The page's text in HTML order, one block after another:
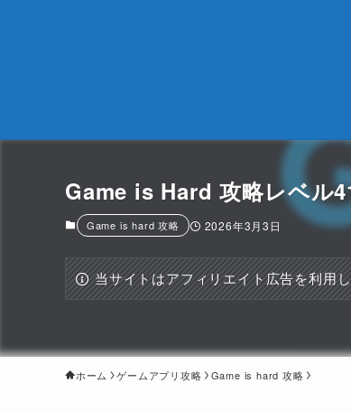
Game is Hard 攻略レベル
Game is hard 攻略 2026年3月3日
当サイトはアフィリエイト広告を利用し
ホーム ゲームアプリ攻略 Game is hard 攻略